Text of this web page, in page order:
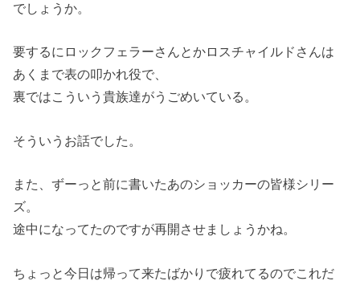
でしょうか。
要するにロックフェラーさんとかロスチャイルドさんは
あくまで表の叩かれ役で、
裏ではこういう貴族達がうごめいている。
そういうお話でした。
また、ずーっと前に書いたあのショッカーの皆様シリー
ズ。
途中になってたのですが再開させましょうかね。
ちょっと今日は帰って来たばかりで疲れてるのでこれだ